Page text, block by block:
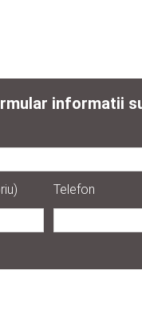
informatii
Telefon